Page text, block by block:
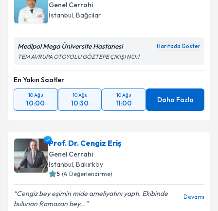
Genel Cerrahi
İstanbul, Bağcılar
Medipol Mega Üniversite Hastanesi Haritada Göster
TEM AVRUPA OTOYOLU GÖZTEPE ÇIKIŞI NO:1
En Yakın Saatler
10 Ağu
10:00
10 Ağu
10:30
10 Ağu
11:00 Daha Fazla
Prof. Dr. Cengiz Eriş
Genel Cerrahi
İstanbul, Bakırköy
5 (4 Değerlendirme)
Cengiz bey eşimin mide ameliyatını yaptı. Ekibinde
bulunan Ramazan bey...
Devamı